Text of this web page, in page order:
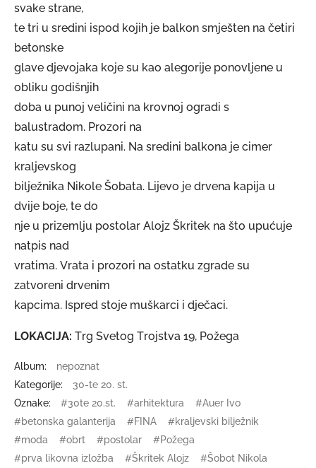
svake strane,
te tri u sredini ispod kojih je balkon smješten na četiri
betonske
glave djevojaka koje su kao alegorije ponovljene u
obliku godišnjih
doba u punoj veličini na krovnoj ogradi s
balustradom. Prozori na
katu su svi razlupani. Na sredini balkona je cimer
kraljevskog
bilježnika Nikole Šobata. Lijevo je drvena kapija u
dvije boje, te do
nje u prizemlju postolar Alojz Škritek na što upućuje
natpis nad
vratima. Vrata i prozori na ostatku zgrade su
zatvoreni drvenim
kapcima. Ispred stoje muškarci i dječaci.
LOKACIJA: Trg Svetog Trojstva 19, Požega
Album:
nepoznat
Kategorije:
30-te 20. st.
Oznake:
#30te 20.st. #arhitektura
#Auer Ivo
#betonska galanterija
#FINA
#kraljevski bilježnik
#moda
#obrt #postolar
#Požega
#prva likovna izložba
#Škritek Alojz
#Šobot Nikola